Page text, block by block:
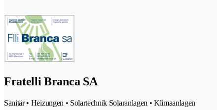
Fratelli Branca SA
Sanitär • Heizungen • Solartechnik Solaranlagen • Klimaanlagen